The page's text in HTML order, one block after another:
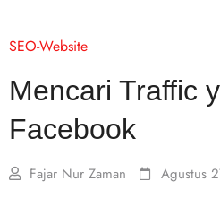
SEO-Website
Mencari Traffic
Facebook
Fajar Nur Zaman Agustus